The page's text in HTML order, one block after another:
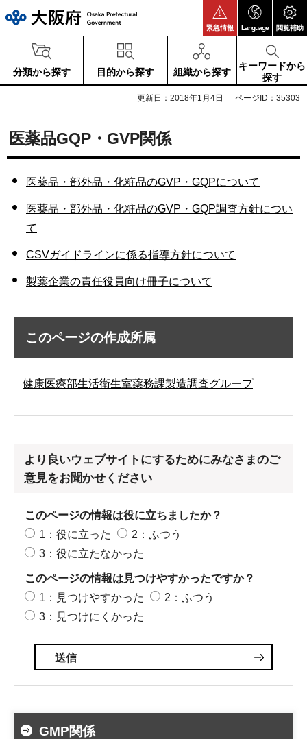
緊急情報 Language 閲覧補助
分類から探す 目的から探す 組織から探す
キーワードから
探す
更新日：2018年1月4日 ページID：35303
医薬品GQP・GVP関係
医薬品・部外品・化粧品のGVP・GQPについて
医薬品・部外品・化粧品のGVP・GQP調査方針につい
て
CSVガイドラインに係る指導方針について
製薬企業の責任役員向け冊子について
このページの作成所属
健康医療部生活衛生室薬務課製造調査グループ
より良いウェブサイトにするためにみなさまのご
意見をお聞かせください
このページの情報は役に立ちましたか？
1：役に立った
2：ふつう
3：役に立たなかった
このページの情報は見つけやすかったですか？
1：見つけやすかった
2：ふつう
3：見つけにくかった
GMP関係